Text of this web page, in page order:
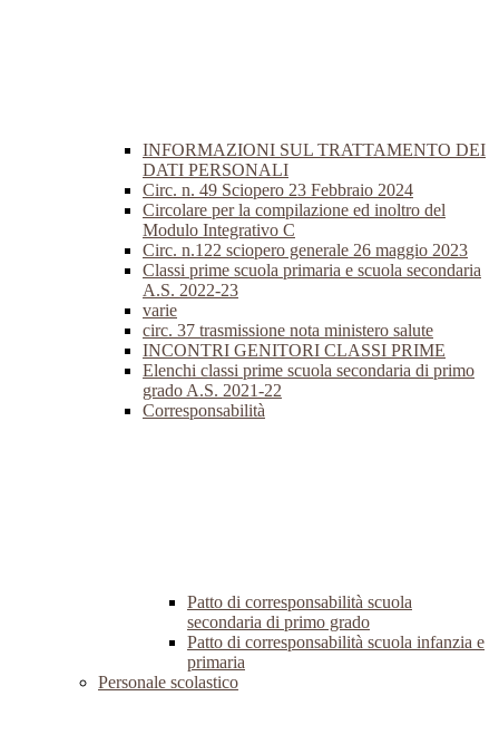
INFORMAZIONI SUL TRATTAMENTO DEI
DATI PERSONALI
Circ. n. 49 Sciopero 23 Febbraio 2024
Circolare per la compilazione ed inoltro del
Modulo Integrativo C
Circ. n.122 sciopero generale 26 maggio 2023
Classi prime scuola primaria e scuola secondaria
A.S. 2022-23
varie
circ. 37 trasmissione nota ministero salute
INCONTRI GENITORI CLASSI PRIME
Elenchi classi prime scuola secondaria di primo
grado A.S. 2021-22
Corresponsabilità
Patto di corresponsabilità scuola
secondaria di primo grado
Patto di corresponsabilità scuola infanzia e
primaria
Personale scolastico